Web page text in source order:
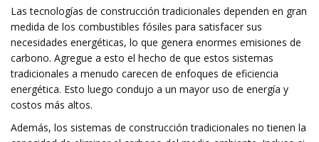
Las tecnologías de construcción tradicionales dependen en gran
medida de los combustibles fósiles para satisfacer sus
necesidades energéticas, lo que genera enormes emisiones de
carbono. Agregue a esto el hecho de que estos sistemas
tradicionales a menudo carecen de enfoques de eficiencia
energética. Esto luego condujo a un mayor uso de energía y
costos más altos.
Además, los sistemas de construcción tradicionales no tienen la